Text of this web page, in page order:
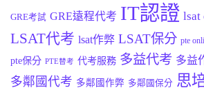
GRE考試 GRE遠程代考 IT認證 lsat
LSAT代考 lsat作弊 LSAT保分 pte
pte保分 PTE替考 代考服務 多益代考 多益
多鄰國代考 多鄰國作弊 多鄰國保分 思